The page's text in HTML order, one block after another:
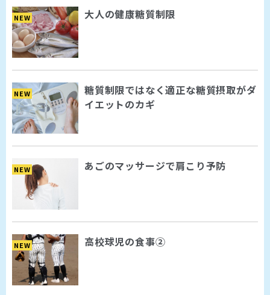
NEW 大人の健康糖質制限
NEW
糖質制限ではなく適正な糖質摂取がダ
イエットのカギ
NEW あごのマッサージで肩こり予防
NEW 高校球児の食事②